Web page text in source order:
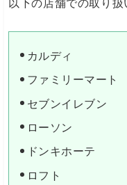
以下の店舗での取り扱
カルディ
ファミリーマート
セブンイレブン
ローソン
ドンキホーテ
ロフト